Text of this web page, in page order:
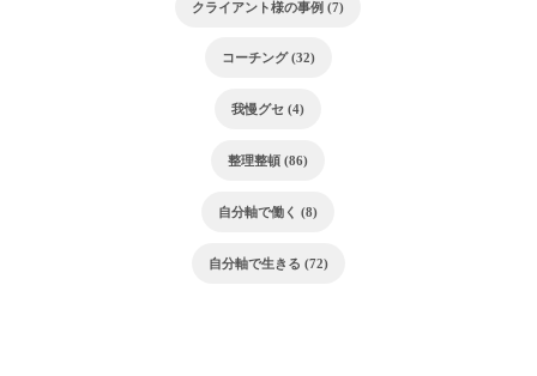
クライアント様の事例 (7)
コーチング (32)
我慢グセ (4)
整理整頓 (86)
自分軸で働く (8)
自分軸で生きる (72)